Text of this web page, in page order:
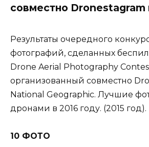
совместно Dronestagram
Результаты очередного
фотографий, сделанных
Drone Aerial Photography
организованный совместно
National Geographic. Лучшие
дронами в 2016 году. (2015 год).
10 ФОТО